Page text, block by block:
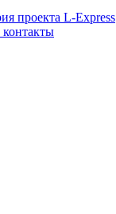
проекта L-Express